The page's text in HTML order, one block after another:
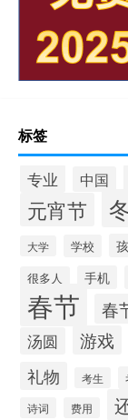
标签
专业 中国
元宵节
大学 学校
很多人 手机
春节 春
汤圆 游戏
礼物 考生
诗词 费用